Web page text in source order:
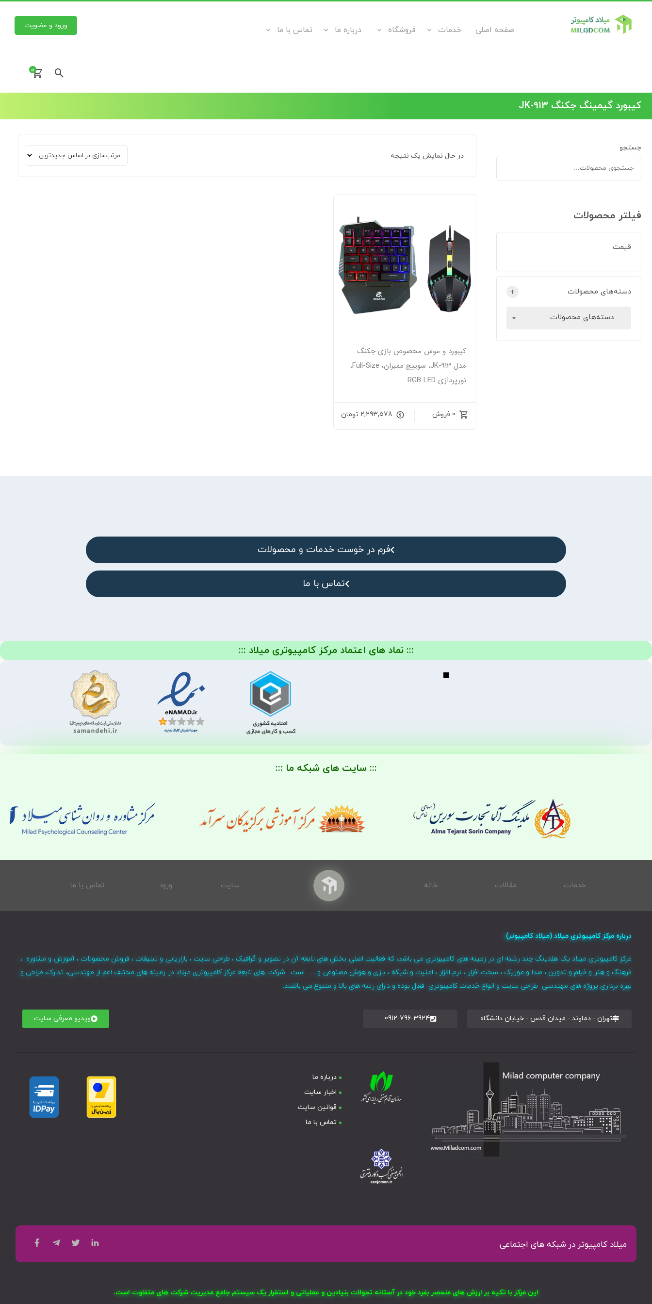
صفحه اصلی خدمات فروشگاه درباره ما تماس با ما ورود و عضویت
0
کیبورد گیمینگ جکنگ JK-913
در حال نمایش یک نتیجه
کیبورد و موس مخصوص بازی جکنگ
مدل JK-913، سوییچ ممبران، Full-Size،
نورپردازی RGB LED
0 فروش 2,293,578 تومان
جستجو
فیلتر محصولات
قیمت
دسته‌های محصولات +
دسته‌های محصولات
فرم در خوست خدمات و محصولات
تماس با ما
::: نماد های اعتماد مرکز کامپیوتری میلاد :::
::: سایت های شبکه ما :::
خدمات مقالات خانه سایت ورود تماس با ما
درباره مرکز کامپیوتری میلاد (میلاد کامپیوتر)
مرکز کامپیوتری میلاد یک هلدینگ چند رشته ای در زمینه های کامپیوتری می باشد، که فعالیت اصلی بخش های تابعه آن در تصویر و گرافیک ، طراحی سایت ، بازاریابی و تبلیغات ، فروش محصولات ، آموزش و مشاوره ،
فرهنگ و هنر و فیلم و تدوین ، صدا و موزیک ، سخت افزار ، نرم افزار ، امنیت و شبکه ، بازی و هوش مصنوعی و … است. شرکت های تابعه مرکز کامپیوتری میلاد در زمینه های مختلف اعم از مهندسی، تدارک، طراحی و
بهره برداری پروژه های مهندسی طراحی سایت و انواع خدمات کامپیوتری فعال بوده و دارای رتبه های بالا و متنوع می باشند.
تهران - دماوند - میدان قدس - خیابان دانشگاه 0912-796-3924 ویدیو معرفی سایت
درباره ما
اخبار سایت
قوانین سایت
تماس با ما
میلاد کامپیوتر در شبکه های اجتماعی
این مرکز با تکیه بر ارزش های منحصر بفرد خود در آستانه تحولات بنیادین و عملیاتی و استقرار یک سیستم جامع مدیریت شرکت های متفاوت است.